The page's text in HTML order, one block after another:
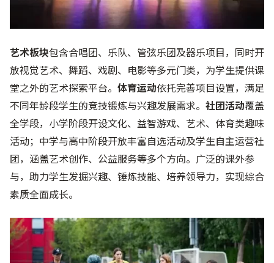
艺术板块包含合唱团、乐队、管弦乐团及器乐项目，同时开
放视觉艺术、舞蹈、戏剧、电影等多元门类，为学生提供课
堂之外的艺术探索平台。 体育运动依托完善项目设置，满足
不同年龄段学生的竞技锻炼与兴趣发展需求。 社团活动覆盖
全学段，小学阶段开设文化、益智游戏、艺术、体育类趣味
活动；中学与高中阶段开放丰富自选活动及学生自主运营社
团，涵盖艺术创作、公益服务等多个方向。广泛的课外参
与，助力学生发掘兴趣、锤炼技能、培养领导力，实现综合
素质全面成长。